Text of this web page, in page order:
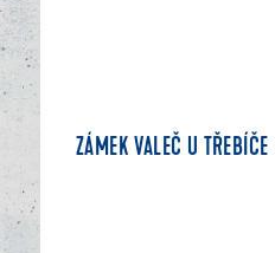
ZÁMEK VALEČ U TŘEBÍČE